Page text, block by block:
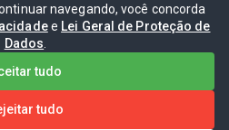
navegando, você concorda
e Lei Geral de Proteção de
Dados
tudo
tudo